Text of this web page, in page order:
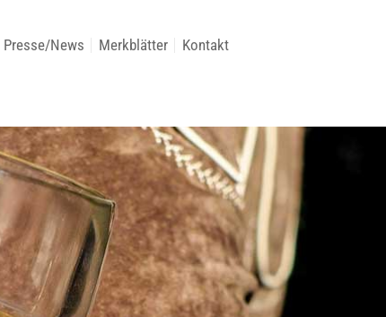
Presse/News Merkblätter Kontakt